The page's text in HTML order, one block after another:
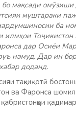
мақсади омӯзиши
муштараки
ба
Тоҷикистон
дар Осиёи
намуд. Дар ин
доданд.
таҳқиқотӣ
ва Фаронса шомил